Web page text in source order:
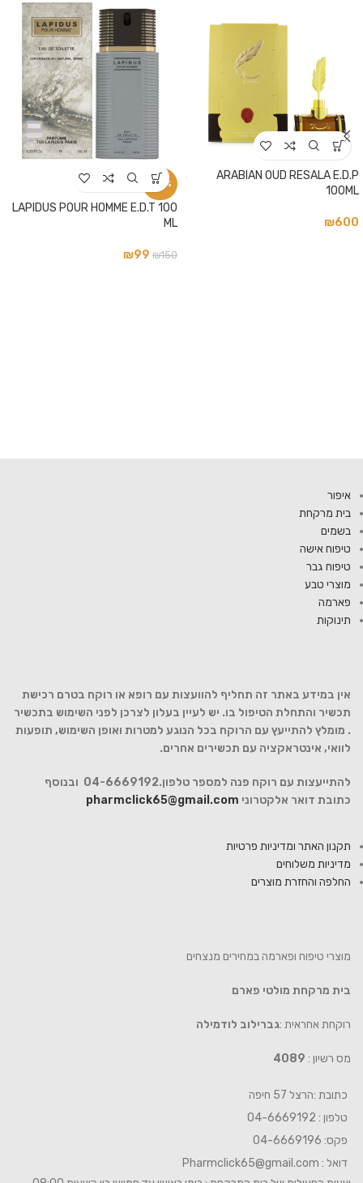
ARABIAN OUD RESALA E.D.P
100ML
₪600
-34%
LAPIDUS POUR HOMME E.D.T 100
ML
₪150
₪99
איפור
בית מרקחת
בשמים
טיפוח אישה
טיפוח גבר
מוצרי טבע
פארמה
תינוקות
אין במידע באתר זה תחליף להוועצות עם רופא או רוקח בטרם רכישת
תכשיר והתחלת הטיפול בו. יש לעיין בעלון לצרכן לפני השימוש בתכשיר
. מומלץ להתייעץ עם הרוקח בכל הנוגע למטרות ואופן השימוש, תופעות
לוואי, אינטראקציה עם תכשירים אחרים.
להתייעצות עם רוקח פנה למספר טלפון.04-6669192 ובנוסף
כתובת דואר אלקטרוני pharmclick65@gmail.com
תקנון האתר ומדיניות פרטיות
מדיניות משלוחים
החלפה והחזרת מוצרים
מוצרי טיפוח ופארמה במחירים מנצחים
בית מרקחת מולטי פארם
רוקחת אחראית :גברילוב לודמילה
מס רשיון : 4089
כתובת :הרצל 57 חיפה
טלפון : 04-6669192
פקס: 04-6669196
דואל : Pharmclick65@gmail.com